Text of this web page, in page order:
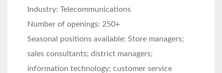
Industry: Telecommunications
Number of openings: 250+
Seasonal positions available: Store managers;
sales consultants; district managers;
information technology; customer service